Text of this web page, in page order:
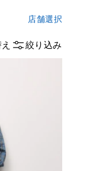
店舗選択
絞り込み